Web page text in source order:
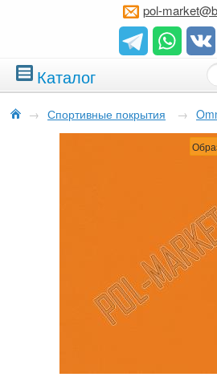
pol-
Каталог
→ Спортивные покрытия →